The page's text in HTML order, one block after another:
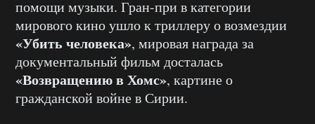
помощи музыки. Гран-при в категории
мирового кино ушло к триллеру о возмездии
«Убить человека», мировая награда за
документальный фильм досталась
«Возвращению в Хомс», картине о
гражданской войне в Сирии.